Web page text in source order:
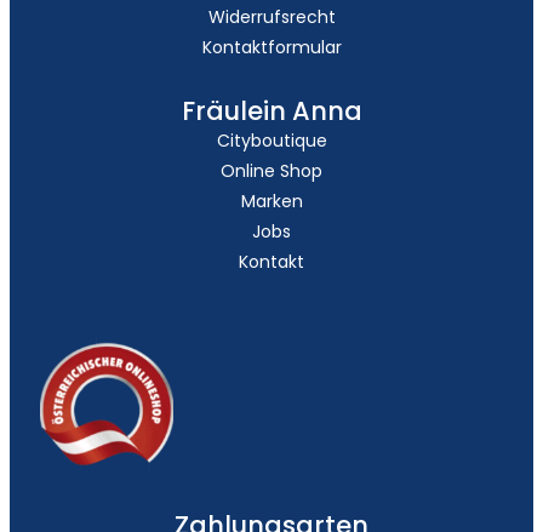
Widerrufsrecht
Kontaktformular
Fräulein Anna
Cityboutique
Online Shop
Marken
Jobs
Kontakt
Zahlungsarten